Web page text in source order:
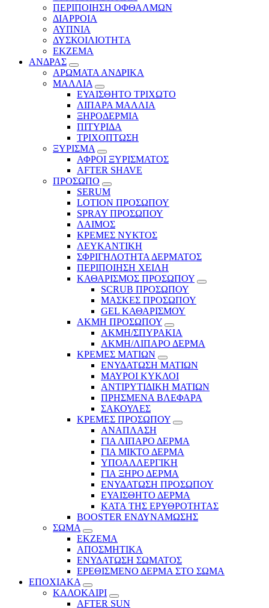
ΠΕΡΙΠΟΙΗΣΗ ΟΦΘΑΛΜΩΝ
ΔΙΑΡΡΟΙΑ
ΑΥΠΝΙΑ
ΔΥΣΚΟΙΛΙΟΤΗΤΑ
ΕΚΖΕΜΑ
ΑΝΔΡΑΣ
ΑΡΩΜΑΤΑ ΑΝΔΡΙΚΑ
ΜΑΛΛΙΑ
ΕΥΑΙΣΘΗΤΟ ΤΡΙΧΩΤΟ
ΛΙΠΑΡΑ ΜΑΛΛΙΑ
ΞΗΡΟΔΕΡΜΙΑ
ΠΙΤΥΡΙΔΑ
ΤΡΙΧΟΠΤΩΣΗ
ΞΥΡΙΣΜΑ
ΑΦΡΟΙ ΞΥΡΙΣΜΑΤΟΣ
AFTER SHAVE
ΠΡΟΣΩΠΟ
SERUM
LOTION ΠΡΟΣΩΠΟΥ
SPRAY ΠΡΟΣΩΠΟΥ
ΛΑΙΜΟΣ
ΚΡΕΜΕΣ ΝΥΚΤΟΣ
ΛΕΥΚΑΝΤΙΚΗ
ΣΦΡΙΓΗΛΟΤΗΤΑ ΔΕΡΜΑΤΟΣ
ΠΕΡΙΠΟΙΗΣΗ ΧΕΙΛΗ
ΚΑΘΑΡΙΣΜΟΣ ΠΡΟΣΩΠΟΥ
SCRUB ΠΡΟΣΩΠΟΥ
ΜΑΣΚΕΣ ΠΡΟΣΩΠΟΥ
GEL ΚΑΘΑΡΙΣΜΟΥ
ΑΚΜΗ ΠΡΟΣΩΠΟΥ
ΑΚΜΗ/ΣΠΥΡΑΚΙΑ
ΑΚΜΗ/ΛΙΠΑΡΟ ΔΕΡΜΑ
ΚΡΕΜΕΣ ΜΑΤΙΩΝ
ΕΝΥΔΑΤΩΣΗ ΜΑΤΙΩΝ
ΜΑΥΡΟΙ ΚΥΚΛΟΙ
ΑΝΤΙΡΥΤΙΔΙΚΗ ΜΑΤΙΩΝ
ΠΡΗΣΜΕΝΑ ΒΛΕΦΑΡΑ
ΣΑΚΟΥΛΕΣ
ΚΡΕΜΕΣ ΠΡΟΣΩΠΟΥ
ΑΝΑΠΛΑΣΗ
ΓΙΑ ΛΙΠΑΡΟ ΔΕΡΜΑ
ΓΙΑ ΜΙΚΤΟ ΔΕΡΜΑ
ΥΠΟΑΛΛΕΡΓΙΚΗ
ΓΙΑ ΞΗΡΟ ΔΕΡΜΑ
ΕΝΥΔΑΤΩΣΗ ΠΡΟΣΩΠΟΥ
ΕΥΑΙΣΘΗΤΟ ΔΕΡΜΑ
ΚΑΤΑ ΤΗΣ ΕΡΥΘΡΟΤΗΤΑΣ
BOOSTER ΕΝΔΥΝΑΜΩΣΗΣ
ΣΩΜΑ
ΕΚΖΕΜΑ
ΑΠΟΣΜΗΤΙΚΑ
ΕΝΥΔΑΤΩΣΗ ΣΩΜΑΤΟΣ
ΕΡΕΘΙΣΜΕΝΟ ΔΕΡΜΑ ΣΤΟ ΣΩΜΑ
ΕΠΟΧΙΑΚΑ
ΚΑΛΟΚΑΙΡΙ
AFTER SUN